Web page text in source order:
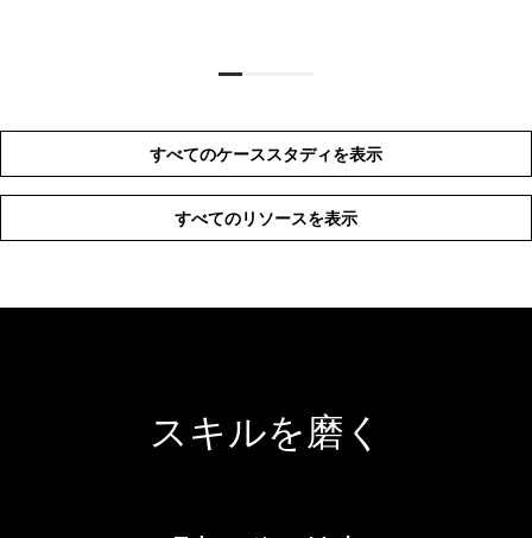
すべてのケーススタディを表示
すべてのリソースを表示
スキルを磨く